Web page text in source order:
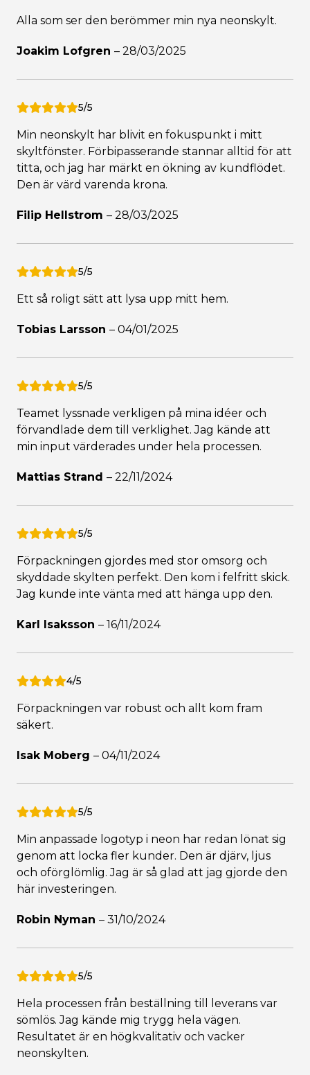
Alla som ser den berömmer min nya neonskylt.
Joakim Lofgren – 28/03/2025
5/5
Min neonskylt har blivit en fokuspunkt i mitt
skyltfönster. Förbipasserande stannar alltid för att
titta, och jag har märkt en ökning av kundflödet.
Den är värd varenda krona.
Filip Hellstrom – 28/03/2025
5/5
Ett så roligt sätt att lysa upp mitt hem.
Tobias Larsson – 04/01/2025
5/5
Teamet lyssnade verkligen på mina idéer och
förvandlade dem till verklighet. Jag kände att
min input värderades under hela processen.
Mattias Strand – 22/11/2024
5/5
Förpackningen gjordes med stor omsorg och
skyddade skylten perfekt. Den kom i felfritt skick.
Jag kunde inte vänta med att hänga upp den.
Karl Isaksson – 16/11/2024
4/5
Förpackningen var robust och allt kom fram
säkert.
Isak Moberg – 04/11/2024
5/5
Min anpassade logotyp i neon har redan lönat sig
genom att locka fler kunder. Den är djärv, ljus
och oförglömlig. Jag är så glad att jag gjorde den
här investeringen.
Robin Nyman – 31/10/2024
5/5
Hela processen från beställning till leverans var
sömlös. Jag kände mig trygg hela vägen.
Resultatet är en högkvalitativ och vacker
neonskylten.